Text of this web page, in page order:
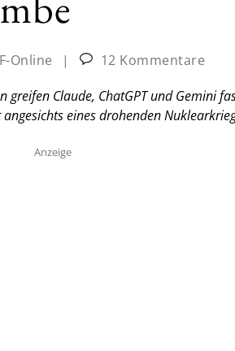
Online |
12 Kommentare
Claude, ChatGPT und Gemini
eines drohenden
Anzeige